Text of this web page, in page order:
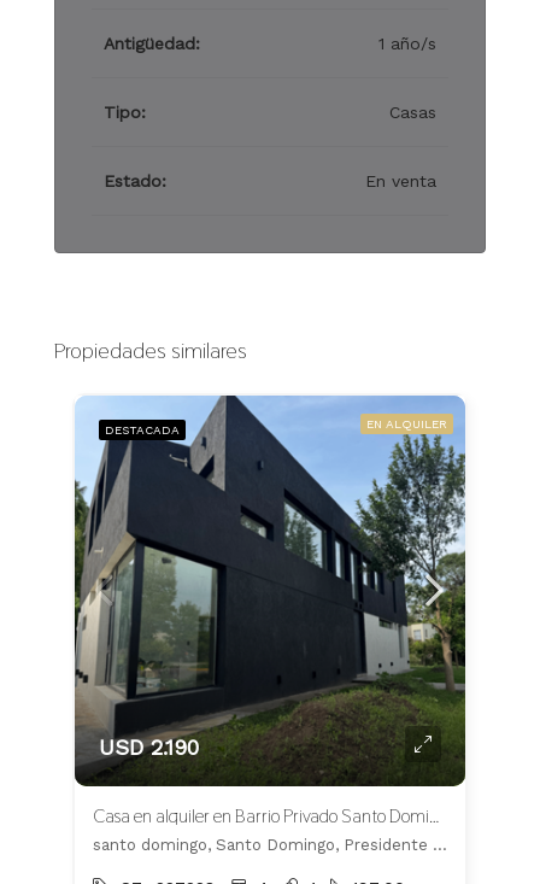
Antigüedad: 1 año/s
Tipo: Casas
Estado: En venta
Propiedades similares
DESTACADA EN ALQUILER
USD 2.190
Casa en alquiler en Barrio Privado Santo Domingo
santo domingo, Santo Domingo, Presidente Perón